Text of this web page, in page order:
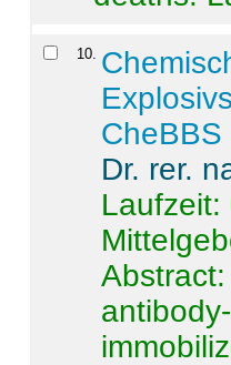
10
CheBBS
Dr. rer.
Abstract: